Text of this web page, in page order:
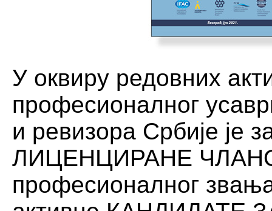
У оквиру редовних
професионалног
и ревизора Србије је
ЛИЦЕНЦИРАНЕ
професионалног